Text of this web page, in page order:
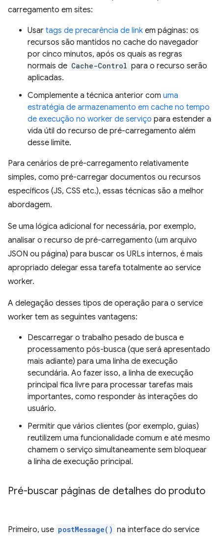
carregamento em sites:
Usar tags de precarência de link em páginas: os
recursos são mantidos no cache do navegador
por cinco minutos, após os quais as regras
normais de Cache-Control para o recurso serão
aplicadas.
Complemente a técnica anterior com uma
estratégia de armazenamento em cache no tempo
de execução no worker de serviço para estender a
vida útil do recurso de pré-carregamento além
desse limite.
Para cenários de pré-carregamento relativamente
simples, como pré-carregar documentos ou recursos
específicos (JS, CSS etc.), essas técnicas são a melhor
abordagem.
Se uma lógica adicional for necessária, por exemplo,
analisar o recurso de pré-carregamento (um arquivo
JSON ou página) para buscar os URLs internos, é mais
apropriado delegar essa tarefa totalmente ao service
worker.
A delegação desses tipos de operação para o service
worker tem as seguintes vantagens:
Descarregar o trabalho pesado de busca e
processamento pós-busca (que será apresentado
mais adiante) para uma linha de execução
secundária. Ao fazer isso, a linha de execução
principal fica livre para processar tarefas mais
importantes, como responder às interações do
usuário.
Permitir que vários clientes (por exemplo, guias)
reutilizem uma funcionalidade comum e até mesmo
chamem o serviço simultaneamente sem bloquear
a linha de execução principal.
Pré-buscar páginas de detalhes do produto
Primeiro, use postMessage() na interface do service